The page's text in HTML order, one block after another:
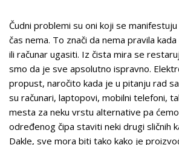
Čudni problemi su oni koji se
čas nema. To znači da nema pravila
ili računar ugasiti. Iz čista mira se
smo da je sve apsolutno ispravno.
propust, naročito kada je u pitanju rad
su računari, laptopovi, mobilni telefoni,
mesta za neku vrstu alternative pa
određenog čipa staviti neki drugi sličnih
Dakle, sve mora biti tako kako je